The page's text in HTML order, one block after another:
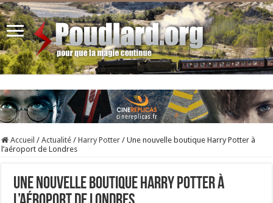
Accueil / Actualité / Harry Potter / Une nouvelle boutique Harry Potter à
l’aéroport de Londres
Une nouvelle boutique Harry Potter à